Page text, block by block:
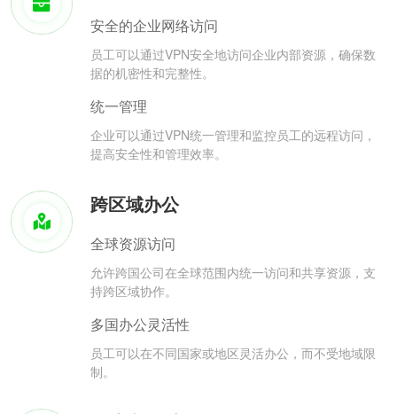
安全的企业网络访问
员工可以通过VPN安全地访问企业内部资源，确保数
据的机密性和完整性。
统一管理
企业可以通过VPN统一管理和监控员工的远程访问，
提高安全性和管理效率。
跨区域办公
全球资源访问
允许跨国公司在全球范围内统一访问和共享资源，支
持跨区域协作。
多国办公灵活性
员工可以在不同国家或地区灵活办公，而不受地域限
制。